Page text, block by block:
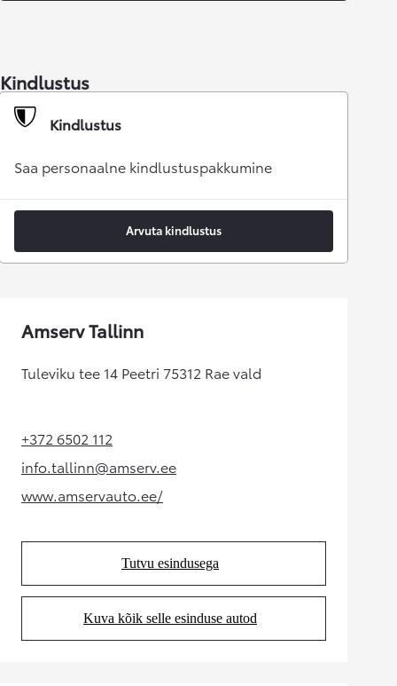
Kindlustus
Kindlustus
Saa personaalne kindlustuspakkumine
Arvuta kindlustus
Amserv Tallinn
Tuleviku tee 14 Peetri 75312 Rae vald
+372 6502 112(Opens in new tab)
info.tallinn@amserv.ee
(Opens in new tab)
www.amservauto.ee/
(Opens in new tab)
Tutvu esindusega
(Opens in new tab)
Kuva kõik selle esinduse autod
(Opens in new tab)